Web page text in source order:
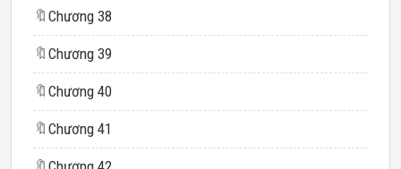
🔖 Chương 38
🔖 Chương 39
🔖 Chương 40
🔖 Chương 41